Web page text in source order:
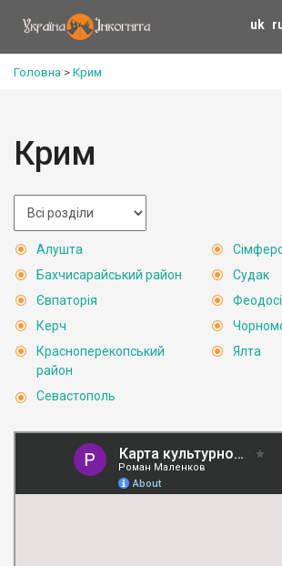
uk
Головна > Крим
Крим
Алушта
Бахчисарайський район
Євпаторія
Керч
Красноперекопський
район
Севастополь
Судак
Ялта